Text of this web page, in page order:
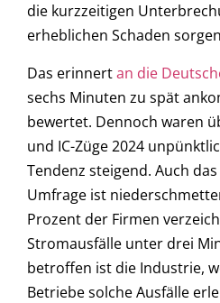
die kurzzeitigen
erheblichen Schaden
Das erinnertan die
sechs Minuten zu spät
bewertet. Dennoch waren
und IC-Züge 2024
Tendenz steigend. Auch
Umfrage ist
Prozent der Firmen
Stromausfälle unter drei
betroffen ist die Industrie,
Betriebe solche Ausfälle